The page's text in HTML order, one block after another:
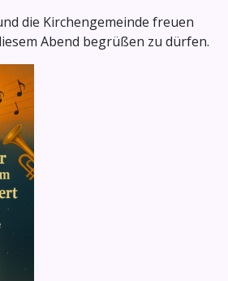
die Kirchengemeinde freuen
Abend begrüßen zu dürfen.